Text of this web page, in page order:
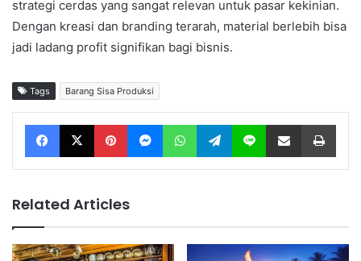
strategi cerdas yang sangat relevan untuk pasar kekinian.
Dengan kreasi dan branding terarah, material berlebih bisa
jadi ladang profit signifikan bagi bisnis.
Tags Barang Sisa Produksi
Facebook X Pinterest Messenger WhatsApp Telegram Line Share via Email
Related Articles